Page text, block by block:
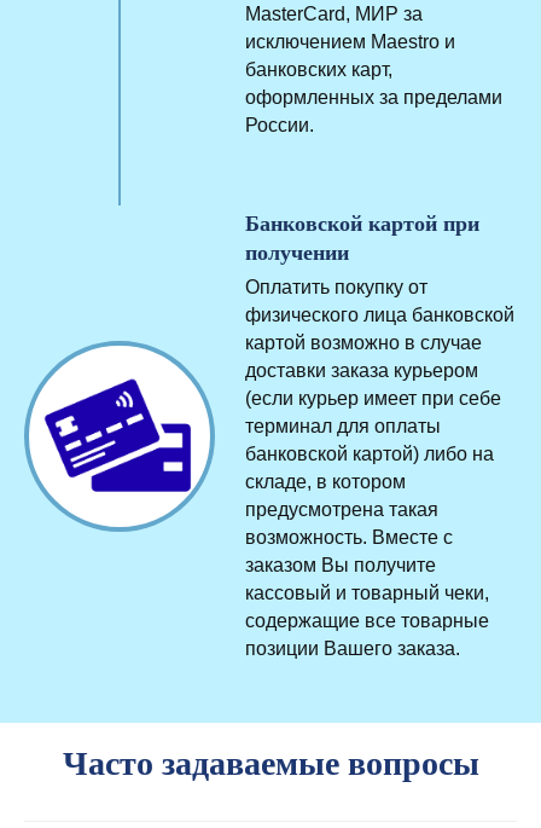
MasterCard, МИР за
исключением Maestro и
банковских карт,
оформленных за пределами
России.
Банковской картой при
получении
Оплатить покупку от
физического лица банковской
картой возможно в случае
доставки заказа курьером
(если курьер имеет при себе
терминал для оплаты
банковской картой) либо на
складе, в котором
предусмотрена такая
возможность. Вместе с
заказом Вы получите
кассовый и товарный чеки,
содержащие все товарные
позиции Вашего заказа.
Часто задаваемые вопросы